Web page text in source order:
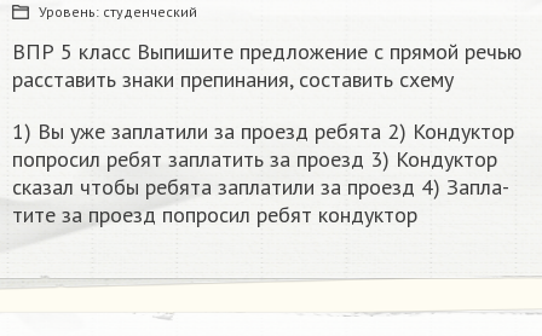
Уровень: студенческий
ВПР 5 класс Выпишите предложение с прямой речью
расставить знаки препинания, составить схему
1) Вы уже за­пла­ти­ли за про­езд ре­бя­та 2) Кон­дук­тор
по­про­сил ребят за­пла­тить за про­езд 3) Кон­дук­тор
ска­зал чтобы ре­бя­та за­пла­ти­ли за про­езд 4) За­пла­
ти­те за про­езд по­про­сил ребят кон­дук­тор​